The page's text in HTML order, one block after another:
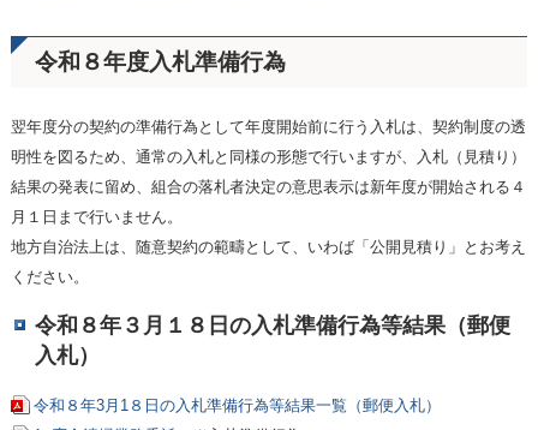
令和８年度入札準備行為
翌年度分の契約の準備行為として年度開始前に行う入札は、契約制度の透
明性を図るため、通常の入札と同様の形態で行いますが、入札（見積り）
結果の発表に留め、組合の落札者決定の意思表示は新年度が開始される４
月１日まで行いません。
地方自治法上は、随意契約の範疇として、いわば「公開見積り」とお考え
ください。
令和８年３月１８日の入札準備行為等結果（郵便
入札）
令和８年3月1８日の入札準備行為等結果一覧（郵便入札）